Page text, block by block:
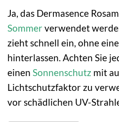
Ja, das Dermasence
Sommerverwendet
zieht schnell ein, ohne
hinterlassen. Achten Sie
einen Sonnenschutz mit
Lichtschutzfaktor zu
vor schädlichen UV-